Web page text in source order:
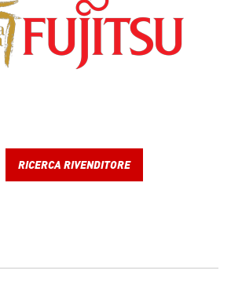
RICERCA RIVENDITORE